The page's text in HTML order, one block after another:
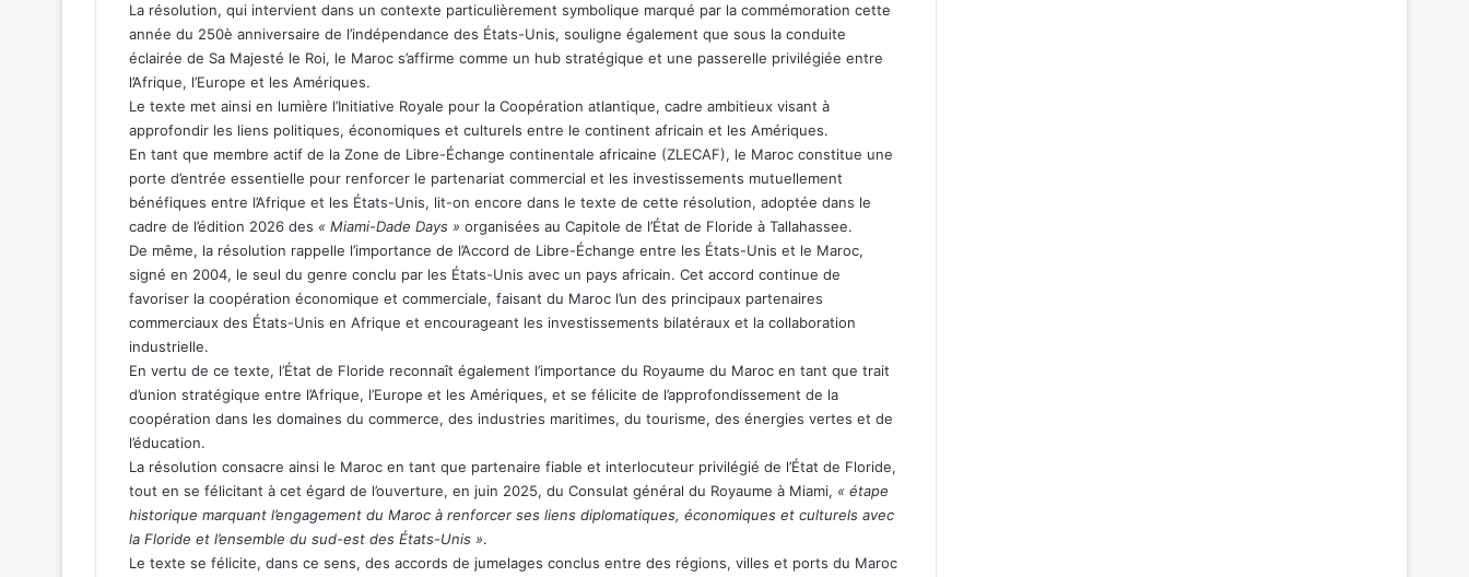
La résolution, qui intervient dans un contexte particulièrement symbolique marqué par la commémoration cette
année du 250è anniversaire de l’indépendance des États-Unis, souligne également que sous la conduite
éclairée de Sa Majesté le Roi, le Maroc s’affirme comme un hub stratégique et une passerelle privilégiée entre
l’Afrique, l’Europe et les Amériques.
Le texte met ainsi en lumière l’Initiative Royale pour la Coopération atlantique, cadre ambitieux visant à
approfondir les liens politiques, économiques et culturels entre le continent africain et les Amériques.
En tant que membre actif de la Zone de Libre-Échange continentale africaine (ZLECAF), le Maroc constitue une
porte d’entrée essentielle pour renforcer le partenariat commercial et les investissements mutuellement
bénéfiques entre l’Afrique et les États-Unis, lit-on encore dans le texte de cette résolution, adoptée dans le
cadre de l’édition 2026 des « Miami-Dade Days » organisées au Capitole de l’État de Floride à Tallahassee.
De même, la résolution rappelle l’importance de l’Accord de Libre-Échange entre les États-Unis et le Maroc,
signé en 2004, le seul du genre conclu par les États-Unis avec un pays africain. Cet accord continue de
favoriser la coopération économique et commerciale, faisant du Maroc l’un des principaux partenaires
commerciaux des États-Unis en Afrique et encourageant les investissements bilatéraux et la collaboration
industrielle.
En vertu de ce texte, l’État de Floride reconnaît également l’importance du Royaume du Maroc en tant que trait
d’union stratégique entre l’Afrique, l’Europe et les Amériques, et se félicite de l’approfondissement de la
coopération dans les domaines du commerce, des industries maritimes, du tourisme, des énergies vertes et de
l’éducation.
La résolution consacre ainsi le Maroc en tant que partenaire fiable et interlocuteur privilégié de l’État de Floride,
tout en se félicitant à cet égard de l’ouverture, en juin 2025, du Consulat général du Royaume à Miami, « étape
historique marquant l’engagement du Maroc à renforcer ses liens diplomatiques, économiques et culturels avec
la Floride et l’ensemble du sud-est des États-Unis ».
Le texte se félicite, dans ce sens, des accords de jumelages conclus entre des régions, villes et ports du Maroc